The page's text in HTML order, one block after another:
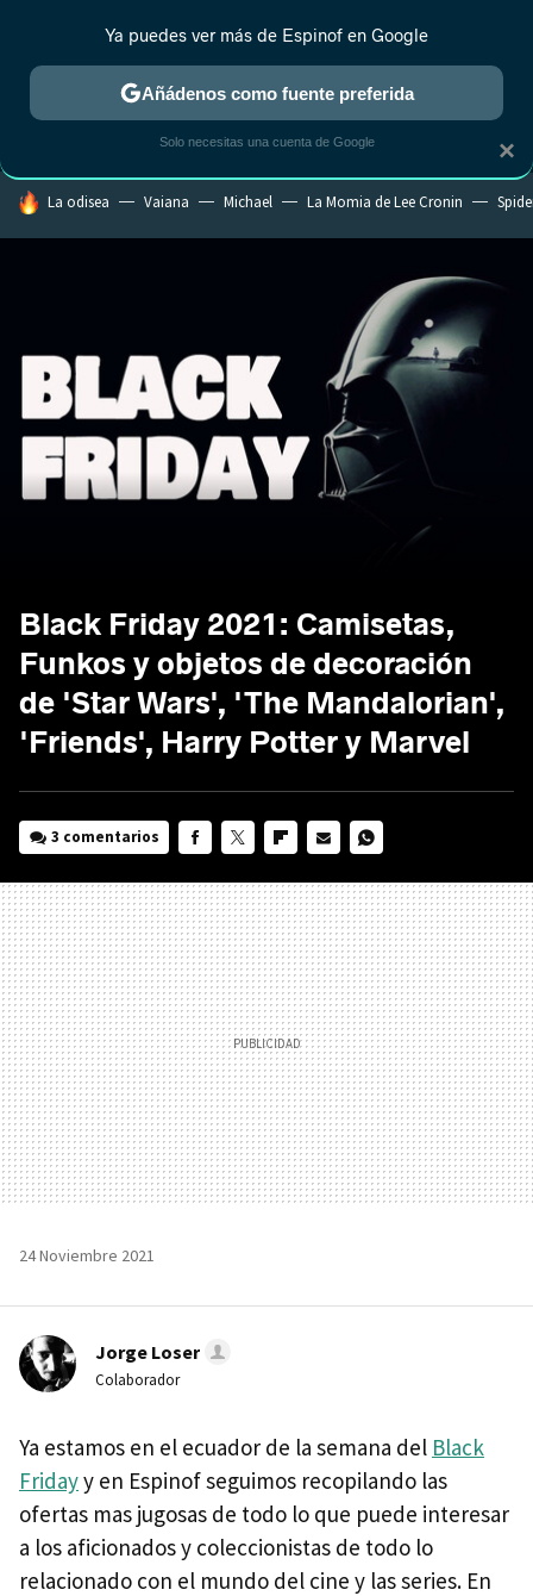
MENÚ NUEVO
ESTRENOS REALITY ANIME RANKINGS CINE
HOY SE HABLA DE
La odisea Vaiana Michael La Momia de Lee Cronin
Black Friday 2021: Camisetas,
Funkos y objetos de decoración
de 'Star Wars', 'The Mandalorian',
'Friends', Harry Potter y Marvel
3 comentarios
MAIL
24 Noviembre 2021
Jorge Loser
Colaborador
Ya estamos en el ecuador de la semana del Black
Fridayy en Espinof seguimos recopilando las
ofertas mas jugosas de todo lo que puede interesar
a los aficionados y coleccionistas de todo lo
relacionado con el mundo del cine y las series. En
×
Ya puedes ver más de Espinof en Google
Añádenos como fuente preferida
Solo necesitas una cuenta de Google